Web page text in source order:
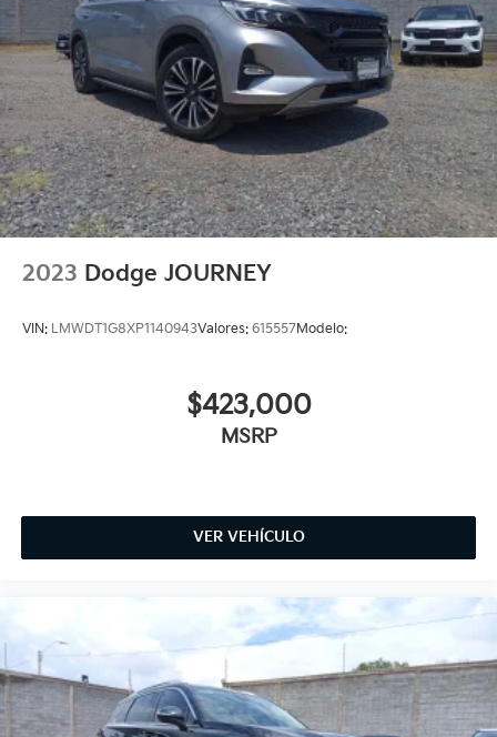
2023 Dodge JOURNEY
VIN: LMWDT1G8XP1140943Valores: 615557Modelo:
$423,000
MSRP
VER VEHÍCULO